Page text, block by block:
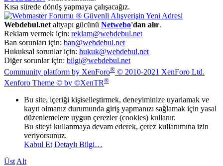
Kısa sürede dönüş yapmaya çalışacağız.
Webdebul.net altyapı gücünü Netwebo'dan alır.
Reklam vermek için: reklam@webdebul.net
Ban sorunları için: ban@webdebul.net
Hukuksal sorunlar için: hukuk@webdebul.net
Diğer sorunlar için: bilgi@webdebul.net
Community platform by XenForo® © 2010-2021 XenForo Ltd.
Xenforo Theme © by ©XenTR®
Bu site, içeriği kişiselleştirmek, deneyiminize uyarlamak ve
kayıt olmanız durumunda giriş yapmanızı sağlamak için yasal
düzenlemelere uygun çerezler (cookies) kullanır.
Bu siteyi kullanmaya devam ederek, çerez kullanımına izin
veriyorsunuz.
Kabul Et Detaylı Bilgi…
Üst Alt